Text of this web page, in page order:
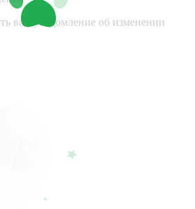
вам уведомление об изменении